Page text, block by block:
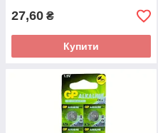
27,60 ₴
Купити